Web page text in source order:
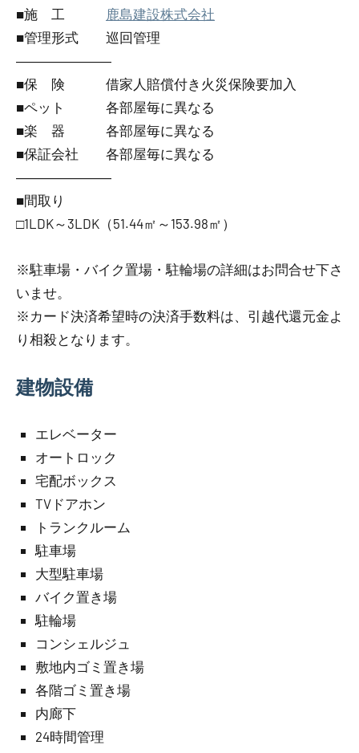
■施 工 鹿島建設株式会社
■管理形式 巡回管理
―――――――
■保 険 借家人賠償付き火災保険要加入
■ペット 各部屋毎に異なる
■楽 器 各部屋毎に異なる
■保証会社 各部屋毎に異なる
―――――――
■間取り
□1LDK～3LDK（51.44㎡～153.98㎡）
※駐車場・バイク置場・駐輪場の詳細はお問合せ下さ
いませ。
※カード決済希望時の決済手数料は、引越代還元金よ
り相殺となります。
建物設備
エレベーター
オートロック
宅配ボックス
TVドアホン
トランクルーム
駐車場
大型駐車場
バイク置き場
駐輪場
コンシェルジュ
敷地内ゴミ置き場
各階ゴミ置き場
内廊下
24時間管理